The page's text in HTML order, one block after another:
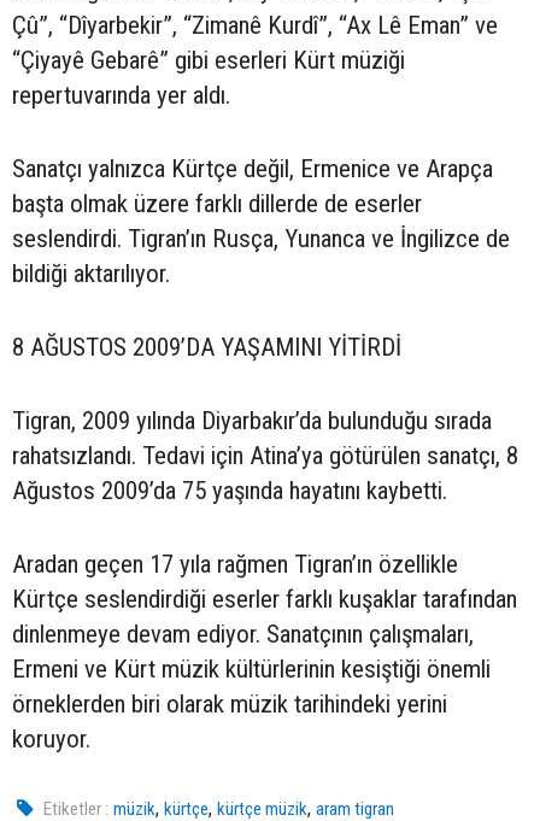
Çû”, “Dîyarbekir”, “Zimanê Kurdî”, “Ax Lê Eman” ve
“Çiyayê Gebarê” gibi eserleri Kürt müziği
repertuvarında yer aldı.
Sanatçı yalnızca Kürtçe değil, Ermenice ve Arapça
başta olmak üzere farklı dillerde de eserler
seslendirdi. Tigran’ın Rusça, Yunanca ve İngilizce de
bildiği aktarılıyor.
8 AĞUSTOS 2009’DA YAŞAMINI YİTİRDİ
Tigran, 2009 yılında Diyarbakır’da bulunduğu sırada
rahatsızlandı. Tedavi için Atina’ya götürülen sanatçı, 8
Ağustos 2009’da 75 yaşında hayatını kaybetti.
Aradan geçen 17 yıla rağmen Tigran’ın özellikle
Kürtçe seslendirdiği eserler farklı kuşaklar tarafından
dinlenmeye devam ediyor. Sanatçının çalışmaları,
Ermeni ve Kürt müzik kültürlerinin kesiştiği önemli
örneklerden biri olarak müzik tarihindeki yerini
koruyor.
Etiketler : müzik,kürtçe,kürtçe müzik,aram tigran